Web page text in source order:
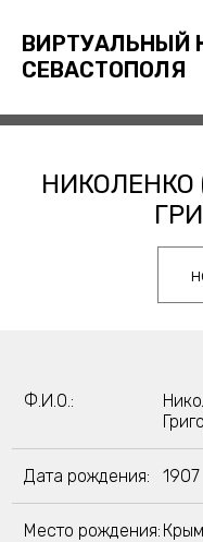
ВИРТУАЛЬНЫЙ
СЕВАСТОПОЛЯ
НИКОЛЕНКО
Ф.И.О.:
Дата рождения: 1907
Место рождения: